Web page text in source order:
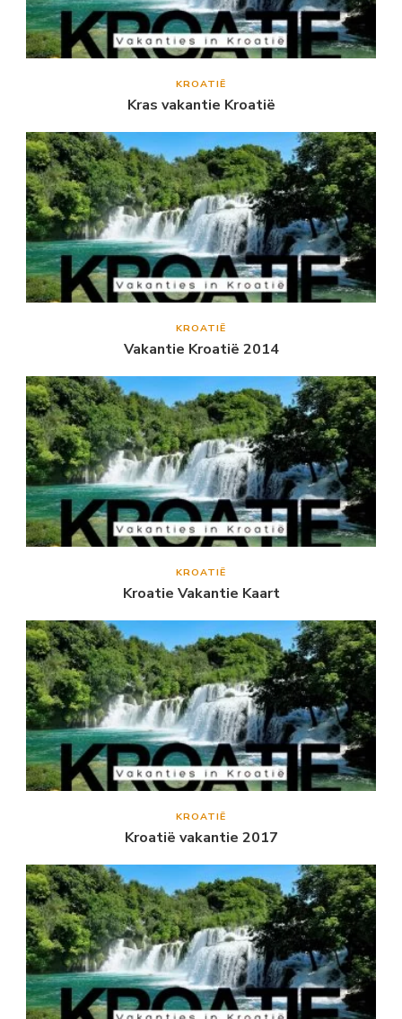
KROATIË
Kras vakantie Kroatië
KROATIË
Vakantie Kroatië 2014
KROATIË
Kroatie Vakantie Kaart
KROATIË
Kroatië vakantie 2017